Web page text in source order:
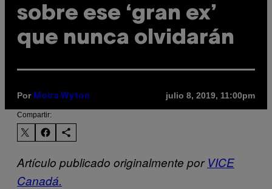
sobre ese ‘gran ex’
que nunca olvidarán
Por Moira Wyton julio 8, 2019, 11:00pm
Compartir:
Artículo publicado originalmente porVICE
Canadá.